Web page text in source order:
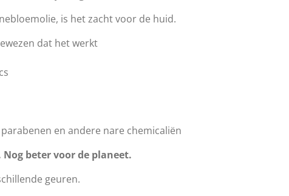
is het zacht voor de huid.
dat het werkt
en andere nare chemicaliën
beter voor de planeet.
geuren.